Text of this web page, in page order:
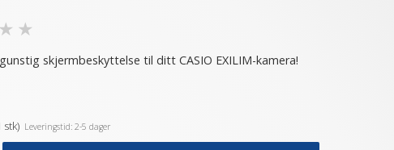
★ ★
skjermbeskyttelse til ditt CASIO EXILIM-kamera!
stk)Leveringstid: 2-5 dager